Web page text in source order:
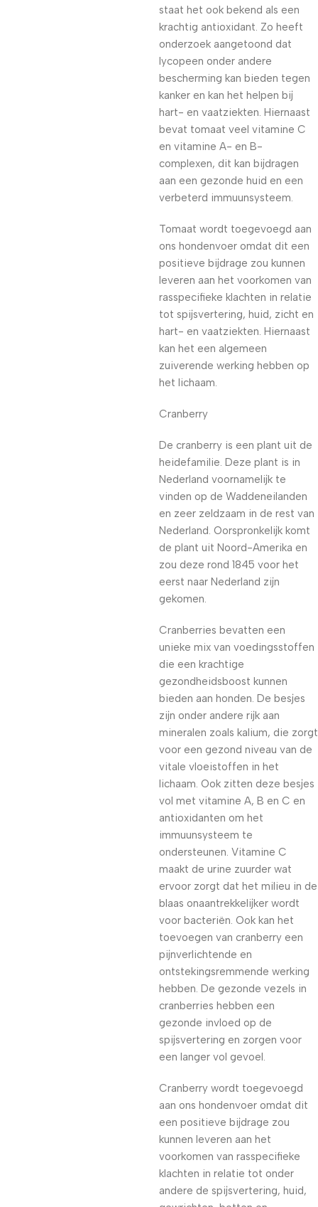
staat het ook bekend als een
krachtig antioxidant. Zo heeft
onderzoek aangetoond dat
lycopeen onder andere
bescherming kan bieden tegen
kanker en kan het helpen bij
hart- en vaatziekten. Hiernaast
bevat tomaat veel vitamine C
en vitamine A- en B-
complexen, dit kan bijdragen
aan een gezonde huid en een
verbeterd immuunsysteem.
Tomaat wordt toegevoegd aan
ons hondenvoer omdat dit een
positieve bijdrage zou kunnen
leveren aan het voorkomen van
rasspecifieke klachten in relatie
tot spijsvertering, huid, zicht en
hart- en vaatziekten. Hiernaast
kan het een algemeen
zuiverende werking hebben op
het lichaam.
Cranberry
De cranberry is een plant uit de
heidefamilie. Deze plant is in
Nederland voornamelijk te
vinden op de Waddeneilanden
en zeer zeldzaam in de rest van
Nederland. Oorspronkelijk komt
de plant uit Noord-Amerika en
zou deze rond 1845 voor het
eerst naar Nederland zijn
gekomen.
Cranberries bevatten een
unieke mix van voedingsstoffen
die een krachtige
gezondheidsboost kunnen
bieden aan honden. De besjes
zijn onder andere rijk aan
mineralen zoals kalium, die zorgt
voor een gezond niveau van de
vitale vloeistoffen in het
lichaam. Ook zitten deze besjes
vol met vitamine A, B en C en
antioxidanten om het
immuunsysteem te
ondersteunen. Vitamine C
maakt de urine zuurder wat
ervoor zorgt dat het milieu in de
blaas onaantrekkelijker wordt
voor bacteriën. Ook kan het
toevoegen van cranberry een
pijnverlichtende en
ontstekingsremmende werking
hebben. De gezonde vezels in
cranberries hebben een
gezonde invloed op de
spijsvertering en zorgen voor
een langer vol gevoel.
Cranberry wordt toegevoegd
aan ons hondenvoer omdat dit
een positieve bijdrage zou
kunnen leveren aan het
voorkomen van rasspecifieke
klachten in relatie tot onder
andere de spijsvertering, huid,